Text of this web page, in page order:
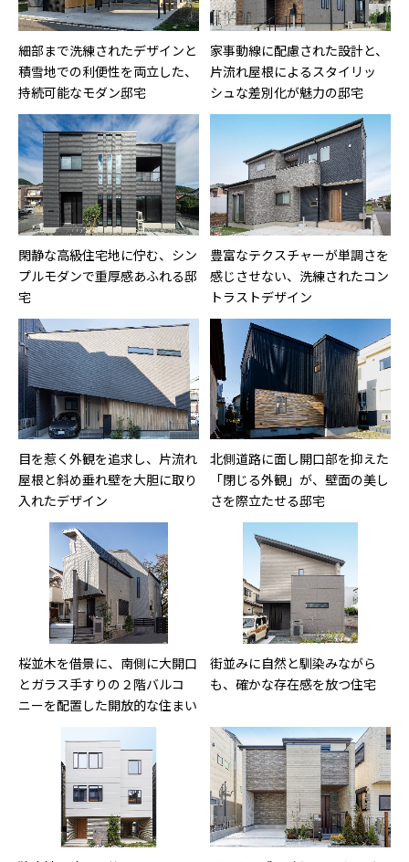
細部まで洗練されたデザインと
積雪地での利便性を両立した、
持続可能なモダン邸宅
家事動線に配慮された設計と、
片流れ屋根によるスタイリッ
シュな差別化が魅力の邸宅
閑静な高級住宅地に佇む、シン
プルモダンで重厚感あふれる邸
宅
豊富なテクスチャーが単調さを
感じさせない、洗練されたコン
トラストデザイン
目を惹く外観を追求し、片流れ
屋根と斜め垂れ壁を大胆に取り
入れたデザイン
北側道路に面し開口部を抑えた
「閉じる外観」が、壁面の美し
さを際立たせる邸宅
桜並木を借景に、南側に大開口
とガラス手すりの２階バルコ
ニーを配置した開放的な住まい
街並みに自然と馴染みながら
も、確かな存在感を放つ住宅